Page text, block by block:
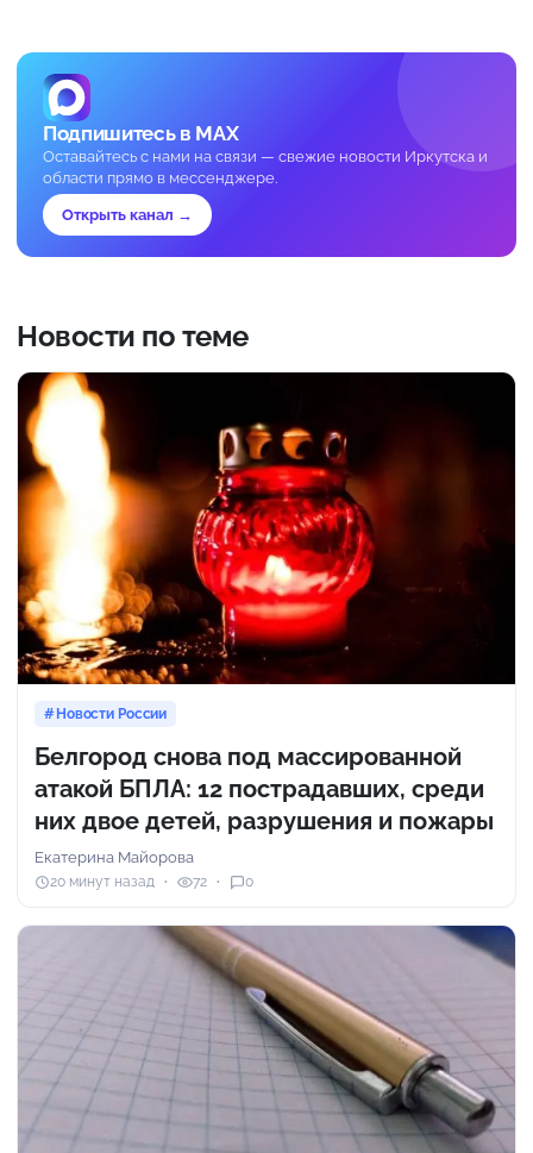
Подпишитесь в MAX
Оставайтесь с нами на связи — свежие новости Иркутска и
области прямо в мессенджере.
Открыть канал →
Новости по теме
Новости России
Белгород снова под массированной
атакой БПЛА: 12 пострадавших, среди
них двое детей, разрушения и пожары
Екатерина Майорова
20 минут назад 72 0